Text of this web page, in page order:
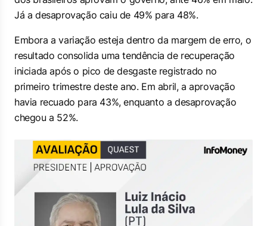
Já a desaprovação caiu de 49% para 48%.
Embora a variação esteja dentro da margem de erro, o
resultado consolida uma tendência de recuperação
iniciada após o pico de desgaste registrado no
primeiro trimestre deste ano. Em abril, a aprovação
havia recuado para 43%, enquanto a desaprovação
chegou a 52%.